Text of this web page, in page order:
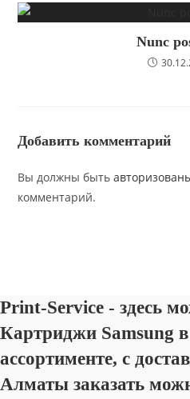
Nunc
Добавить комментарий
Вы должны быть
комментарий.
Print-Service - здесь
Картриджи Samsung
ассортименте, с
Алматы заказать